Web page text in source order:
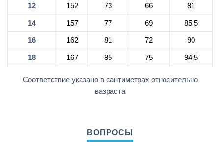
12 152 73 66 81
14 157 77 69 85,5
16 162 81 72 90
18 167 85 75 94,5
Соответствие указано в сантиметрах относительно
вазраста